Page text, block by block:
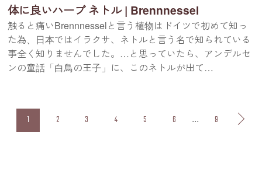
体に良いハーブ ネトル | Brennnessel
触ると痛いBrennnesselと言う植物はドイツで初めて知っ
た為、日本ではイラクサ、ネトルと言う名で知られている
事全く知りませんでした。…と思っていたら、アンデルセ
ンの童話「白鳥の王子」に、このネトルが出て…
1 2 3 4 5 6 ... 9